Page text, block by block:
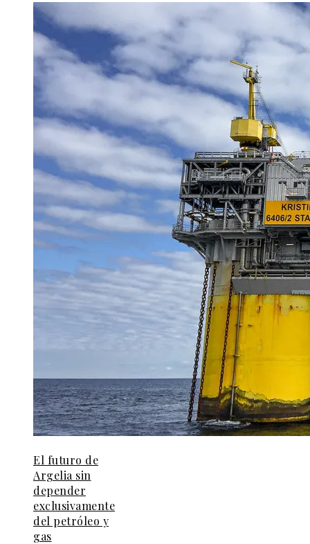
El futuro de
Argelia sin
depender
exclusivamente
del petróleo y
gas